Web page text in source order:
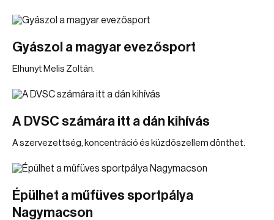
Gyászol a magyar evezősport
Elhunyt Melis Zoltán.
A DVSC számára itt a dán kihívás
A szervezettség, koncentráció és küzdőszellem dönthet.
Épülhet a műfüves sportpálya
Nagymacson